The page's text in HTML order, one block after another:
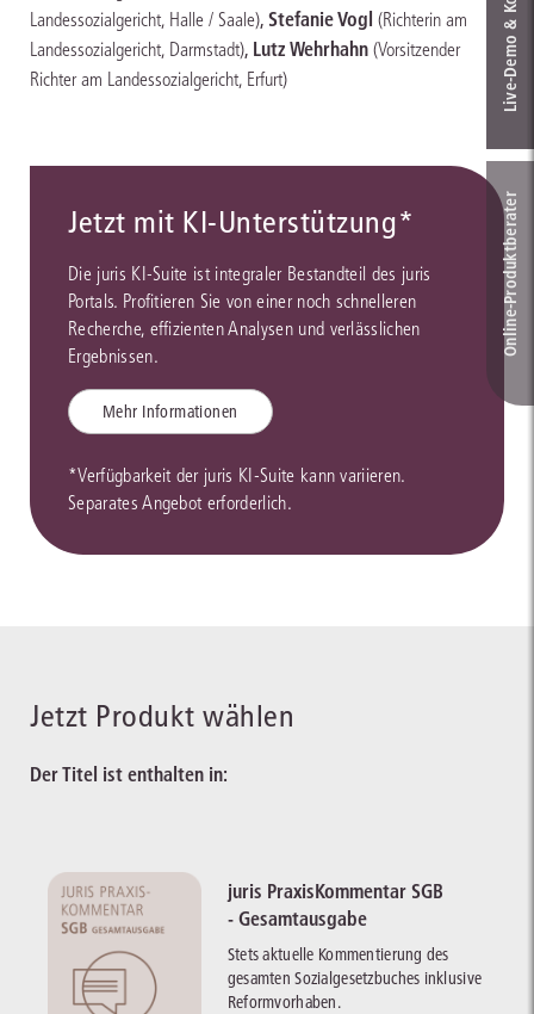
Landessozialgericht, Halle / Saale), Stefanie Vogl (Richterin am
Landessozialgericht, Darmstadt), Lutz Wehrhahn (Vorsitzender
Richter am Landessozialgericht, Erfurt)
Jetzt mit KI-Unterstützung*
Die juris KI-Suite ist integraler Bestandteil des juris
Portals. Profitieren Sie von einer noch schnelleren
Recherche, effizienten Analysen und verlässlichen
Ergebnissen.
Mehr Informationen
*Verfügbarkeit der juris KI-Suite kann variieren.
Separates Angebot erforderlich.
Jetzt Produkt wählen
Der Titel ist enthalten in:
juris PraxisKommentar SGB
- Gesamtausgabe
Stets aktuelle Kommentierung des
gesamten Sozialgesetzbuches inklusive
Reformvorhaben.
Live‑Demo & Kontakt
Online-Produkt­berater